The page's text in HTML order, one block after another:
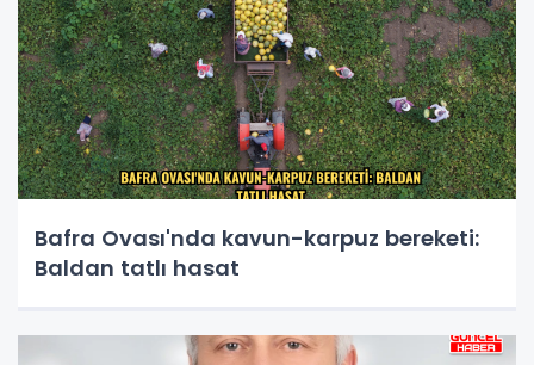
Bafra Ovası'nda kavun-karpuz bereketi:
Baldan tatlı hasat